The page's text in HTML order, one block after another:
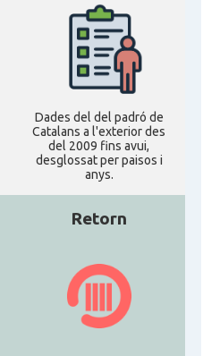
Dades del del padró de
Catalans a l'exterior des
del 2009 fins avui,
desglossat per paisos i
anys.
Retorn